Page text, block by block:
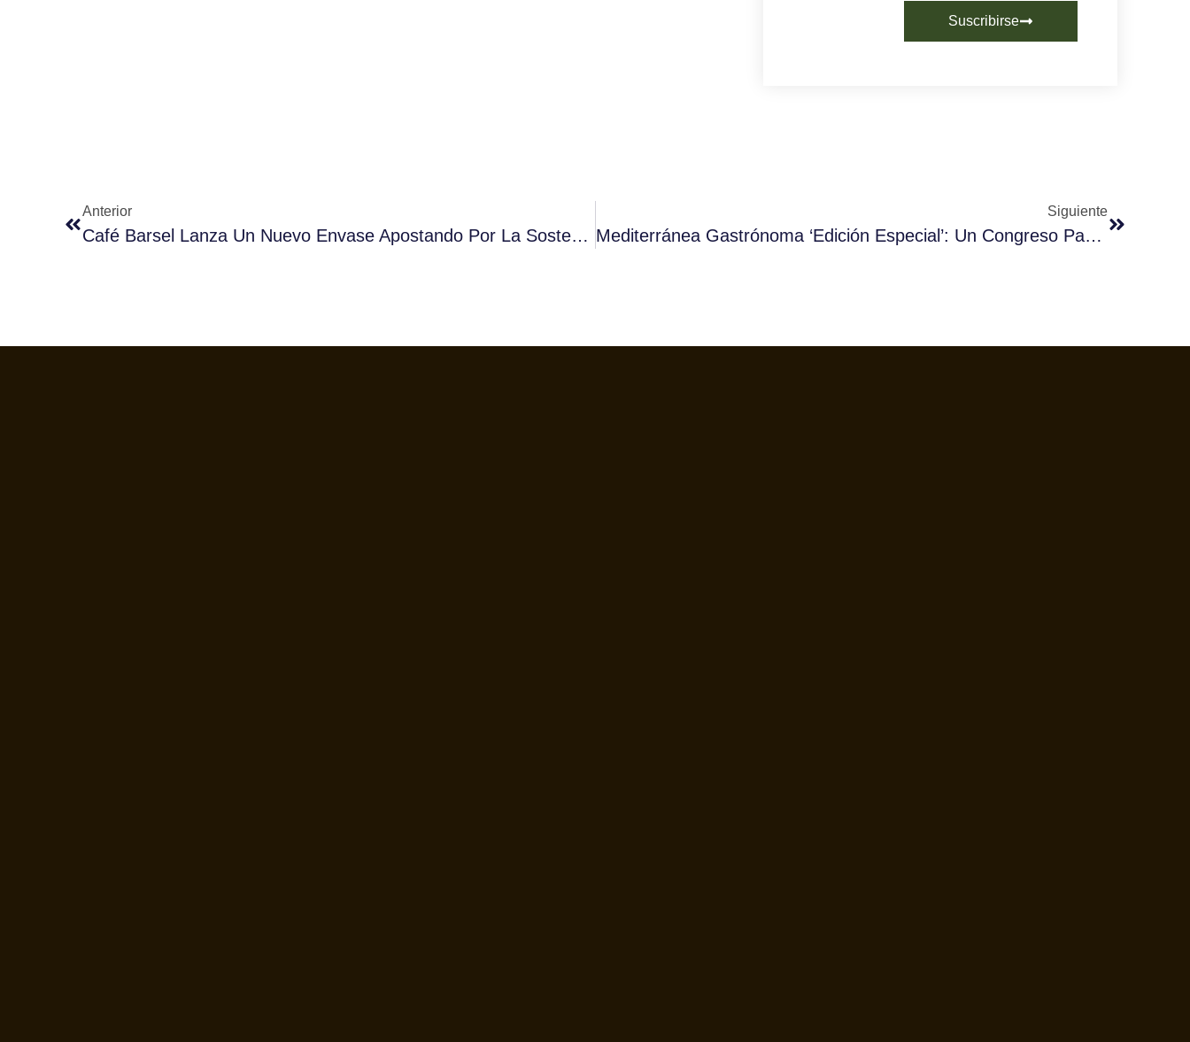
Suscribirse
Anterior
Café Barsel Lanza Un Nuevo Envase Apostando Por La Sostenibilidad Y El Cuidado Del Medio Ambiente
Siguiente
Mediterránea Gastrónoma ‘Edición Especial’: Un Congreso Para Homenajear Al Hostelero Y Al Productor